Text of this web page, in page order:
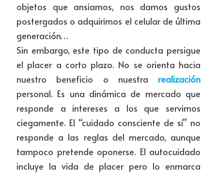
objetos que ansiamos, nos damos gustos
postergados o adquirimos el celular de última
generación…
Sin embargo, este tipo de conducta persigue
el placer a corto plazo. No se orienta hacia
nuestro beneficio o nuestra realización
personal. Es una dinámica de mercado que
responde a intereses a los que servimos
ciegamente. El “cuidado consciente de si” no
responde a las reglas del mercado, aunque
tampoco pretende oponerse. El autocuidado
incluye la vida de placer pero lo enmarca